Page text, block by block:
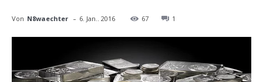
Von N8waechter - 6. Jan.. 2016 67 1